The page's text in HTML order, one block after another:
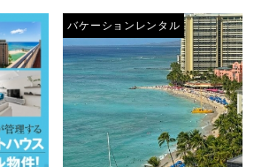
バケーションレンタル